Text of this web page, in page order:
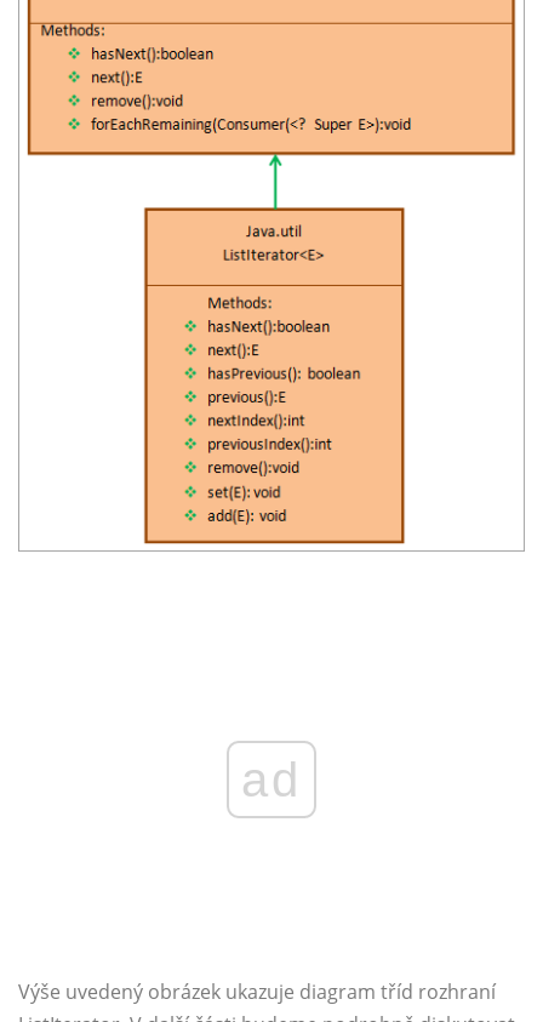
ad
Výše uvedený obrázek ukazuje diagram tříd rozhraní